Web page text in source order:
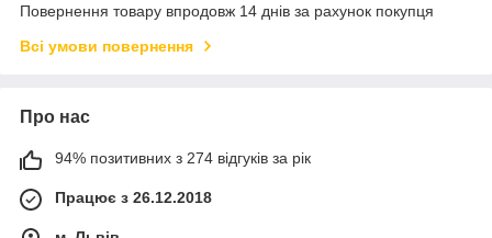
Повернення товару впродовж 14 днів за рахунок покупця
Всі умови повернення
Про нас
94% позитивних з 274 відгуків за рік
Працює з 26.12.2018